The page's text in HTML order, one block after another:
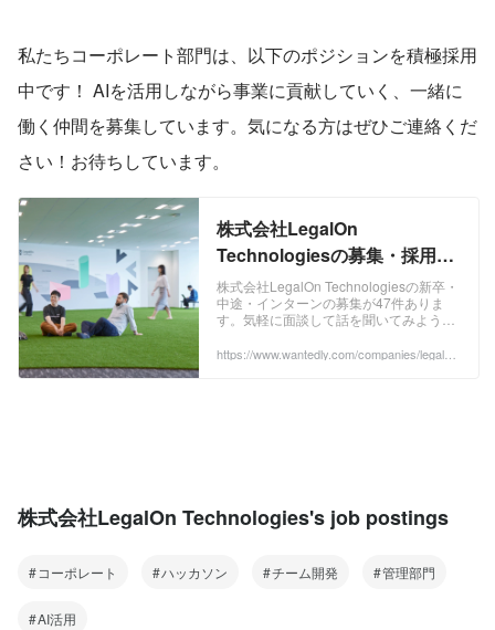
私たちコーポレート部門は、以下のポジションを積極採用
中です！ AIを活用しながら事業に貢献していく、一緒に
働く仲間を募集しています。気になる方はぜひご連絡くだ
さい！お待ちしています。
株式会社LegalOn
Technologiesの募集・採用・
募集条件 - Wantedly
株式会社LegalOn Technologiesの新卒・
中途・インターンの募集が47件ありま
す。気軽に面談して話を聞いてみよう。
を見つけることができます。募集では
https://www.wantedly.com/companies/legalont
株式会社LegalOn Technologies's job postings
コーポレート ハッカソン チーム開発 管理部門
AI活用